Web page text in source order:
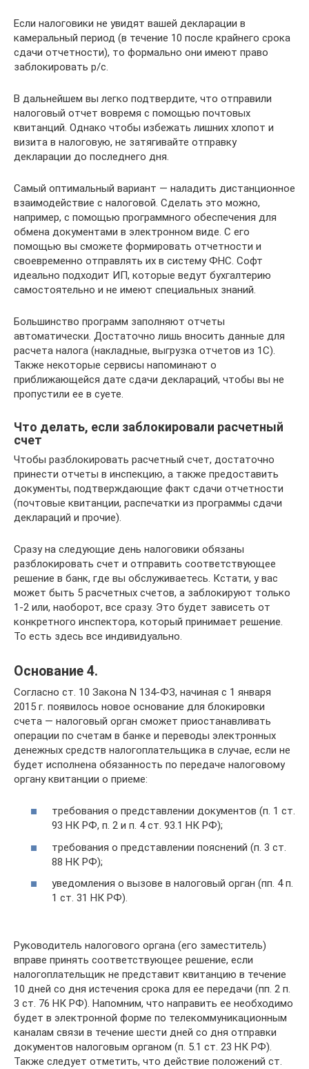
Если налоговики не увидят вашей декларации в
камеральный период (в течение 10 после крайнего срока
сдачи отчетности), то формально они имеют право
заблокировать р/с.
В дальнейшем вы легко подтвердите, что отправили
налоговый отчет вовремя с помощью почтовых
квитанций. Однако чтобы избежать лишних хлопот и
визита в налоговую, не затягивайте отправку
декларации до последнего дня.
Самый оптимальный вариант — наладить дистанционное
взаимодействие с налоговой. Сделать это можно,
например, с помощью программного обеспечения для
обмена документами в электронном виде. С его
помощью вы сможете формировать отчетности и
своевременно отправлять их в систему ФНС. Софт
идеально подходит ИП, которые ведут бухгалтерию
самостоятельно и не имеют специальных знаний.
Большинство программ заполняют отчеты
автоматически. Достаточно лишь вносить данные для
расчета налога (накладные, выгрузка отчетов из 1С).
Также некоторые сервисы напоминают о
приближающейся дате сдачи деклараций, чтобы вы не
пропустили ее в суете.
Что делать, если заблокировали расчетный
счет
Чтобы разблокировать расчетный счет, достаточно
принести отчеты в инспекцию, а также предоставить
документы, подтверждающие факт сдачи отчетности
(почтовые квитанции, распечатки из программы сдачи
деклараций и прочие).
Сразу на следующие день налоговики обязаны
разблокировать счет и отправить соответствующее
решение в банк, где вы обслуживаетесь. Кстати, у вас
может быть 5 расчетных счетов, а заблокируют только
1-2 или, наоборот, все сразу. Это будет зависеть от
конкретного инспектора, который принимает решение.
То есть здесь все индивидуально.
Основание 4.
Согласно ст. 10 Закона N 134-ФЗ, начиная с 1 января
2015 г. появилось новое основание для блокировки
счета — налоговый орган сможет приостанавливать
операции по счетам в банке и переводы электронных
денежных средств налогоплательщика в случае, если не
будет исполнена обязанность по передаче налоговому
органу квитанции о приеме:
требования о представлении документов (п. 1 ст.
93 НК РФ, п. 2 и п. 4 ст. 93.1 НК РФ);
требования о представлении пояснений (п. 3 ст.
88 НК РФ);
уведомления о вызове в налоговый орган (пп. 4 п.
1 ст. 31 НК РФ).
Руководитель налогового органа (его заместитель)
вправе принять соответствующее решение, если
налогоплательщик не представит квитанцию в течение
10 дней со дня истечения срока для ее передачи (пп. 2 п.
3 ст. 76 НК РФ). Напомним, что направить ее необходимо
будет в электронной форме по телекоммуникационным
каналам связи в течение шести дней со дня отправки
документов налоговым органом (п. 5.1 ст. 23 НК РФ).
Также следует отметить, что действие положений ст.